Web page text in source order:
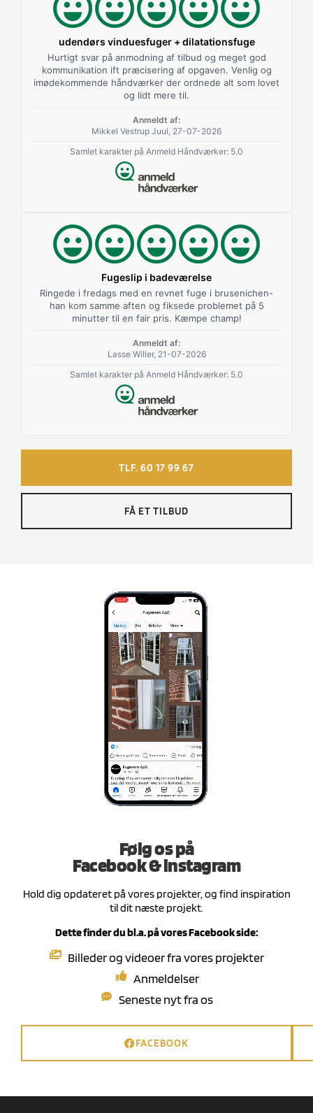
udendørs vinduesfuger + dilatationsfuge
Hurtigt svar på anmodning af tilbud og meget god
kommunikation ift præcisering af opgaven. Venlig og
imødekommende håndværker der ordnede alt som lovet
og lidt mere til.
Anmeldt af:
Mikkel Vestrup Juul, 27-07-2026
Samlet karakter på Anmeld Håndværker: 5.0
Fugeslip i badeværelse
Ringede i fredags med en revnet fuge i brusenichen-
han kom samme aften og fiksede problemet på 5
minutter til en fair pris. Kæmpe champ!
Anmeldt af:
Lasse Willer, 21-07-2026
Samlet karakter på Anmeld Håndværker: 5.0
TLF. 60 17 99 67
FÅ ET TILBUD
Følg os på
Facebook & instagram
Hold dig opdateret på vores projekter, og find inspiration
til dit næste projekt.
Dette finder du bl.a. på vores Facebook side:
Billeder og videoer fra vores projekter
Anmeldelser
Seneste nyt fra os
FACEBOOK